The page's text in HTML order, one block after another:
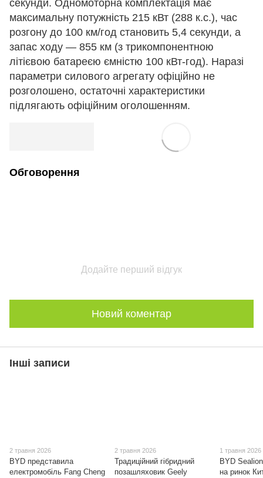
секунди. Одномоторна комплектація має
максимальну потужність 215 кВт (288 к.с.), час
розгону до 100 км/год становить 5,4 секунди, а
запас ходу — 855 км (з трикомпонентною
літієвою батареєю ємністю 100 кВт-год). Наразі
параметри силового агрегату офіційно не
розголошено, остаточні характеристики
підлягають офіційним оголошенням.
Обговорення
Додайте перший відгук
Новий коментар
Інші записи
2 травня 2026
BYD представила
електромобіль Fang Cheng
2 травня 2026
Традиційний гібридний
позашляховик Geely
1 травня 2026
BYD
на ринок